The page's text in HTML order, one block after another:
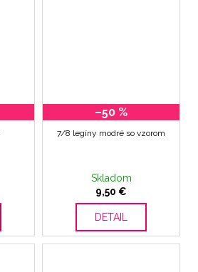
–50 %
7/8 legíny modré so vzorom
Skladom
9,50 €
DETAIL